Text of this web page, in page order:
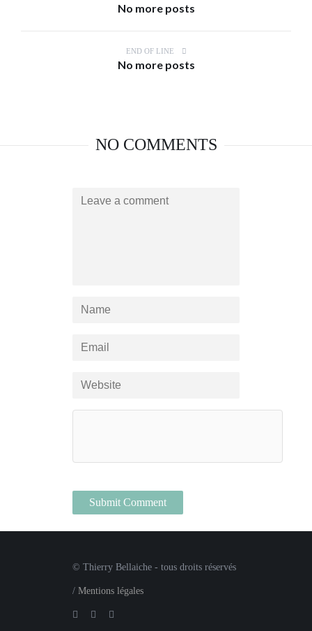
No more posts
END OF LINE
No more posts
NO COMMENTS
© Thierry Bellaiche - tous droits réservés
/ Mentions légales